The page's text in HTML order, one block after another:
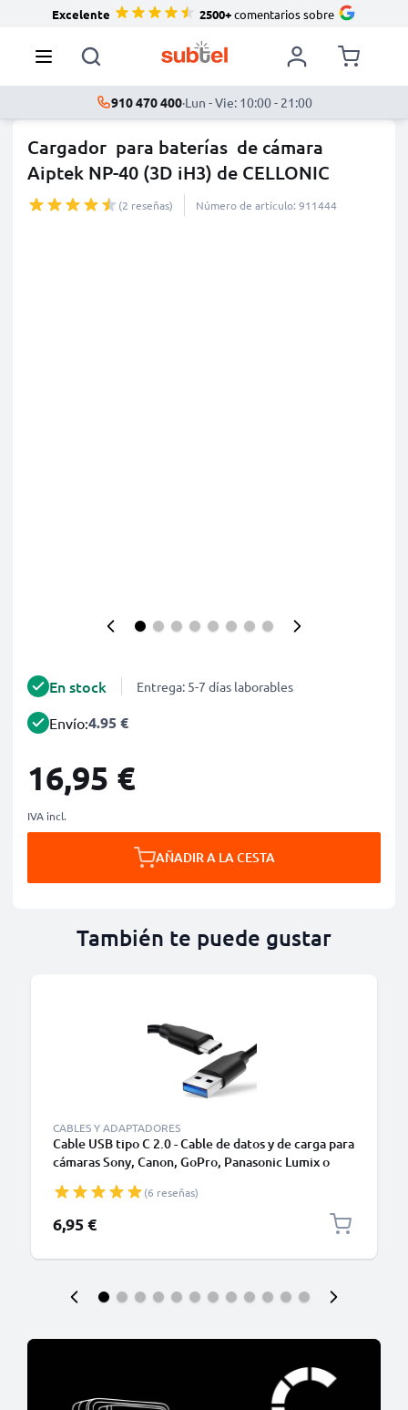
Excelente 2500+comentarios sobre
910 470 400·Lun - Vie: 10:00 - 21:00
Cargador para baterías de cámara
Aiptek NP-40 (3D iH3) de CELLONIC
(2 reseñas) Número de artículo: 911444
En stock Entrega: 5-7 días laborables
Envío:4.95 €
16,95 €
IVA incl.
AÑADIR A LA CESTA
También te puede gustar
CABLES Y ADAPTADORES
Cable USB tipo C 2.0 - Cable de datos y de carga para
cámaras Sony, Canon, GoPro, Panasonic Lumix o
cargador USB tipo C(6 reseñas)
6,95 €